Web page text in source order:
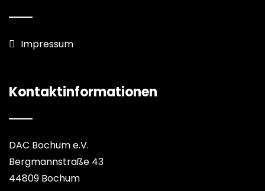
Impressum
Kontaktinformationen
DAC Bochum e.V.
Bergmannstraße 43
44809 Bochum